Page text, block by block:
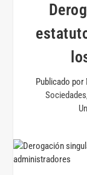
Publicado por
Sociedades